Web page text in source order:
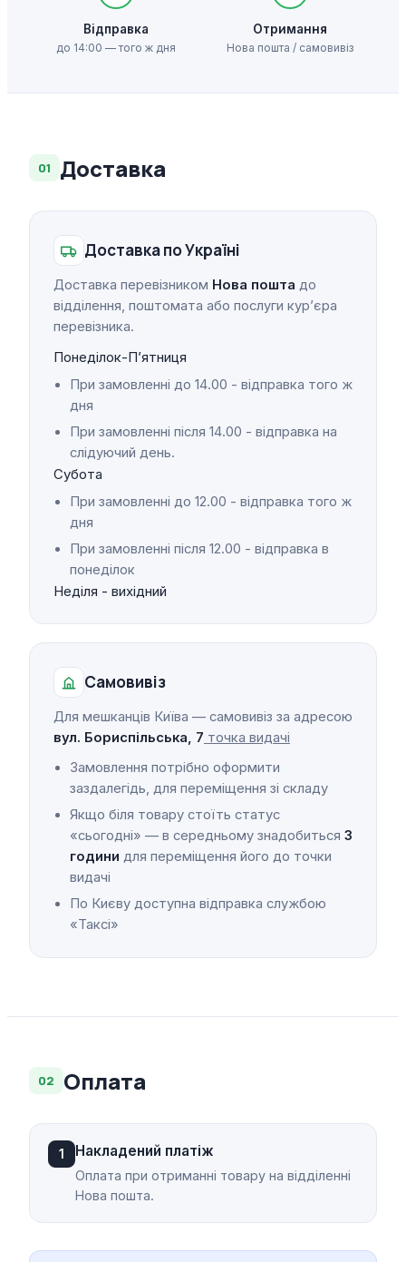
Відправка
до 14:00 — того ж дня
Отримання
Нова пошта / самовивіз
01 Доставка
Доставка по Україні
Доставка перевізником Нова пошта до
відділення, поштомата або послуги курʼєра
перевізника.
Понеділок-Пʼятниця
При замовленні до 14.00 - відправка того ж
дня
При замовленні після 14.00 - відправка на
слідуючий день.
Субота
При замовленні до 12.00 - відправка того ж
дня
При замовленні після 12.00 - відправка в
понеділок
Неділя - вихідний
Самовивіз
Для мешканців Київа — самовивіз за адресою
вул. Бориспільська, 7 точка видачі
Замовлення потрібно оформити
заздалегідь, для переміщення зі складу
Якщо біля товару стоїть статус
«сьогодні» — в середньому знадобиться 3
години для переміщення його до точки
видачі
По Києву доступна відправка службою
«Таксі»
02 Оплата
1 Накладений платіж
Оплата при отриманні товару на відділенні
Нова пошта.